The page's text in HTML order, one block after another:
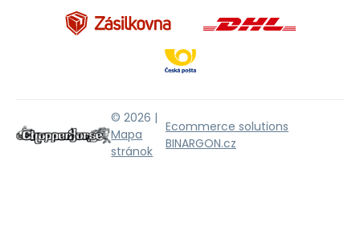
© 2026 |
Mapa
stránok
Ecommerce solutions
BINARGON.cz